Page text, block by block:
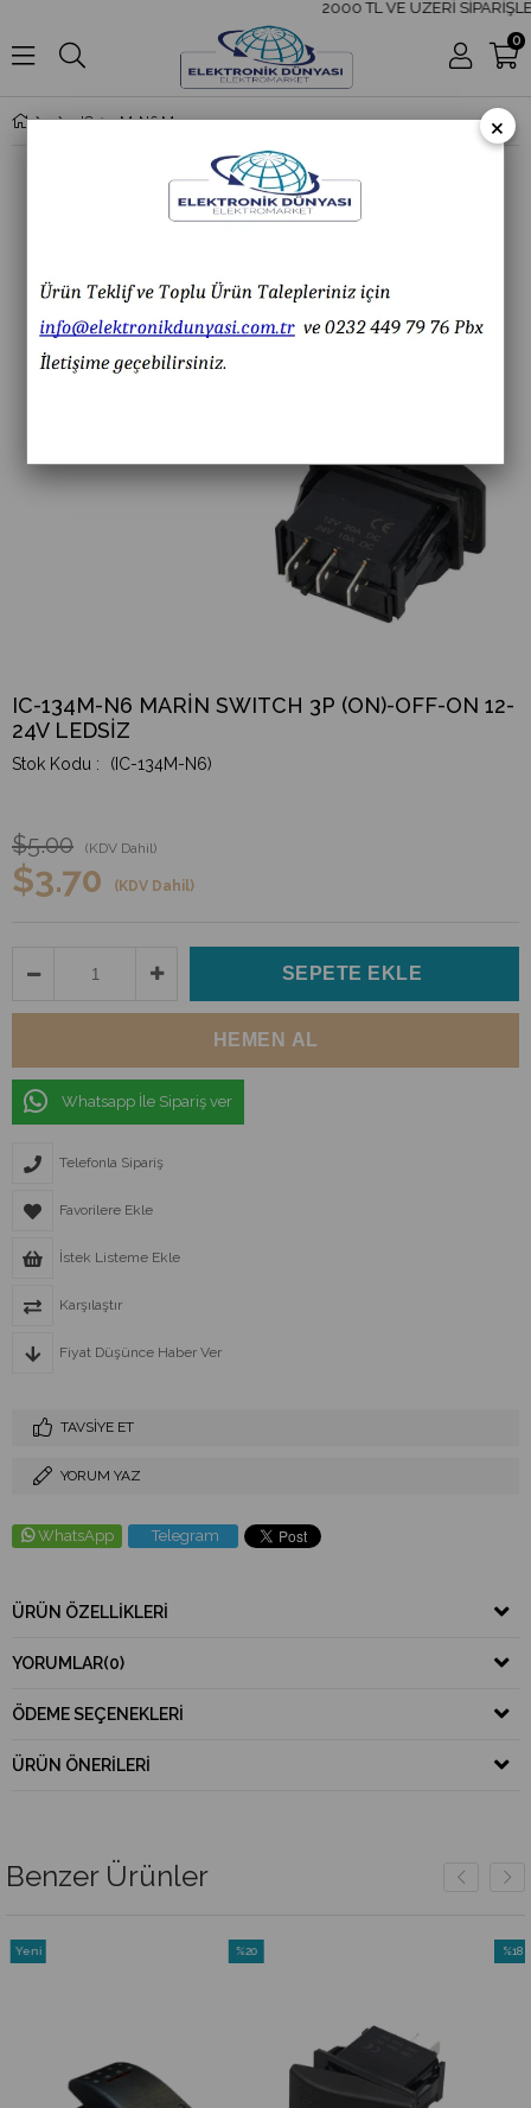
2000 TL VE ÜZERİ
0
IC-134M-N6 MARİN SWITCH 3P (ON)-OFF-ON 12-24V LEDSİZ
IC-134M-N6 MARİN SWITCH 3P (ON)-OFF-ON 12-
24V LEDSİZ
(IC-134M-N6)
$5.00 (KDV Dahil)
$3.70 (KDV Dahil)
Whatsapp İle Sipariş ver
Telefonla Sipariş
Favorilere Ekle
İstek Listeme Ekle
Karşılaştır
Fiyat Düşünce Haber Ver
TAVSIYE ET
YORUM YAZ
WhatsApp Telegram
ÜRÜN ÖZELLIKLERI
YORUMLAR(0)
ÖDEME SEÇENEKLERI
ÜRÜN ÖNERILERI
Benzer Ürünler
%20
Yeni
%18
×